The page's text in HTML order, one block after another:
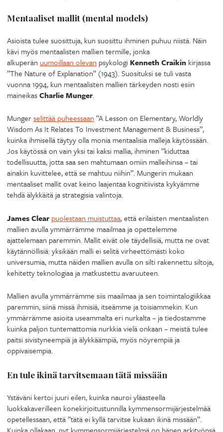
Mentaaliset mallit (mental models)
Asioista tulee suosittuja, kun suosittu ihminen puhuu niistä. Näin
kävi myös mentaalisten mallien termille, jonka
alkuperän uumoillaan olevan psykologi Kenneth Craikin kirjassa
”The Nature of Explanation” (1943). Suosituksi se tuli vasta
vuonna 1994, kun mentaalisten mallien tärkeyden nosti esiin
maineikasCharlie Munger.
Mungerselittää puheessaan ”A Lesson on Elementary, Worldly
Wisdom As It Relates To Investment Management & Business”,
kuinka ihmisellä täytyy olla monia mentaalisia malleja käytössään.
Jos käytössä on vain yksi tai kaksi mallia, ihminen ”kiduttaa
todellisuutta, jotta saa sen mahtumaan omiin malleihinsa – tai
ainakin kuvittelee, että se mahtuu niihin”. Mungerin mukaan
mentaaliset mallit ovat keino laajentaa kognitiivista kykyämme
tehdä älykkäitä ja strategisia valintoja.
James Clear puolestaan muistuttaa, että erilaisten mentaalisten
mallien avulla ymmärrämme maailmaa ja opettelemme
ajattelemaan paremmin. Mallit eivät ole täydellisiä, mutta ne ovat
käytännöllisiä: yksikään malli ei selitä virheettömästi koko
universumia, mutta näiden mallien avulla on silti rakennettu siltoja,
kehitetty teknologiaa ja matkustettu avaruuteen.
Mallien avulla ymmärrämme siis maailmaa ja sen toimintalogiikkaa
paremmin, siinä missä ihmisiä, itseämme ja toisiammekin. Kun
ymmärrämme asioita useammalta eri nurkalta – ja tiedostamme
kuinka paljon tuntemattomia nurkkia vielä onkaan – meistä tulee
paitsi sivistyneempiä ja älykkäämpiä, myös nöyrempiä ja
oppivaisempia.
En tule ikinä tarvitsemaan tätä missään
Ystäväni kertoi juuri eilen, kuinka nauroi yläasteella
luokkakaverilleen konekirjoitustunnilla kymmensormijärjestelmää
opetellessaan, että ”tätä ei kyllä tarvitse kukaan ikinä missään”.